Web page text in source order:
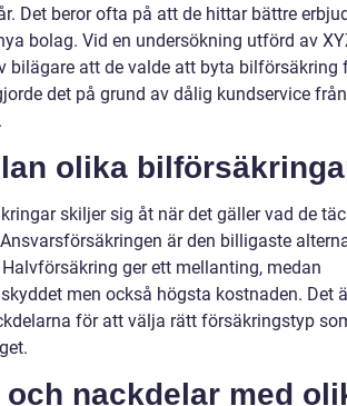
Det beror ofta på att de hittar bättre
bolag. Vid en undersökning utförd av
bilägare att de valde att byta bilförsäkring
det på grund av dålig kundservice
olika
skiljer sig åt när det gäller vad de
är den billigaste
ger ett mellanting, medan
men också högsta kostnaden. Det
för att välja rätt försäkringstyp
nackdelar med